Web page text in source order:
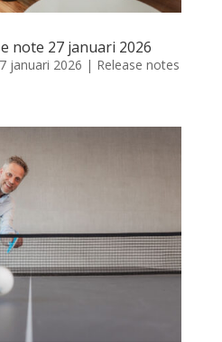
note 27 januari 2026
januari 2026 | Release notes